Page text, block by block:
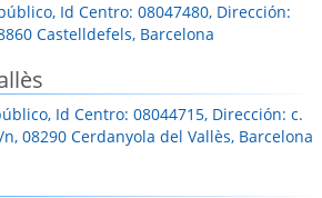
Id Centro: 08047480, Dirección:
Castelldefels, Barcelona
Id Centro: 08044715, Dirección: c.
08290 Cerdanyola del Vallès, Barcelona